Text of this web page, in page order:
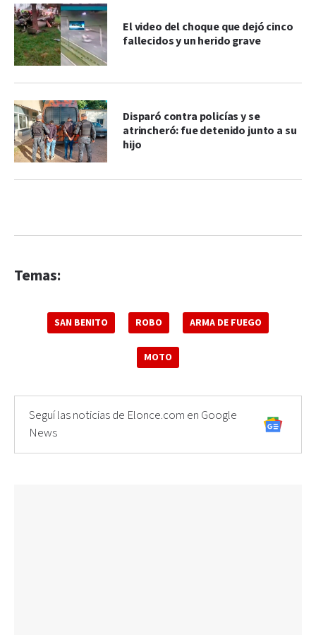
El video del choque que dejó cinco
fallecidos y un herido grave
Disparó contra policías y se
atrincheró: fue detenido junto a su
hijo
Temas:
SAN BENITO ROBO ARMA DE FUEGO
MOTO
Seguí las noticias de Elonce.com en Google
News